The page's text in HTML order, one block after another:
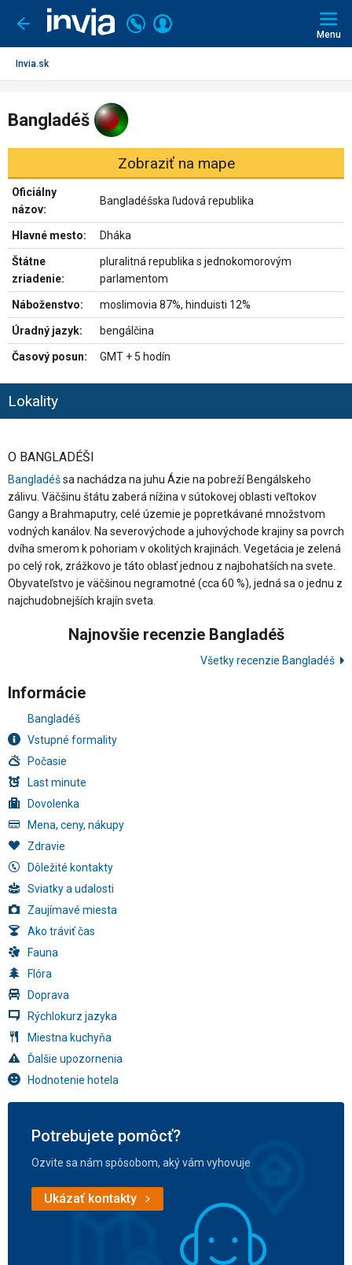
Ísť
späť
Volajte
+421
2
Prihlásiť
Menu
Invia.sk
Bangladéš
Zobraziť na mape
Oficiálny
názov:
Bangladéšska ľudová republika
Hlavné mesto: Dháka
Štátne
zriadenie:
pluralitná republika s jednokomorovým
parlamentom
Náboženstvo: moslimovia 87%, hinduisti 12%
Úradný jazyk: bengálčina
Časový posun: GMT + 5 hodín
Lokality
O BANGLADÉŠI
Bangladéšsa nachádza na juhu Ázie na pobreží Bengálskeho
zálivu. Väčšinu štátu zaberá nížina v sútokovej oblasti veľtokov
Gangy a Brahmaputry, celé územie je popretkávané množstvom
vodných kanálov. Na severovýchode a juhovýchode krajiny sa povrch
dvíha smerom k pohoriam v okolitých krajinách. Vegetácia je zelená
po celý rok, zrážkovo je táto oblasť jednou z najbohatších na svete.
Obyvateľstvo je väčšinou negramotné (cca 60 %), jedná sa o jednu z
najchudobnejších krajín sveta.
Najnovšie recenzie Bangladéš
Všetky recenzie Bangladéš
Informácie
Bangladéš
Vstupné formality
Počasie
Last minute
Dovolenka
Mena, ceny, nákupy
Zdravie
Dôležité kontakty
Sviatky a udalosti
Zaujímavé miesta
Ako tráviť čas
Fauna
Flóra
Doprava
Rýchlokurz jazyka
Miestna kuchyňa
Ďalšie upozornenia
Hodnotenie hotela
Potrebujete pomôcť?
Ozvite sa nám spôsobom, aký vám vyhovuje
Ukázať kontakty